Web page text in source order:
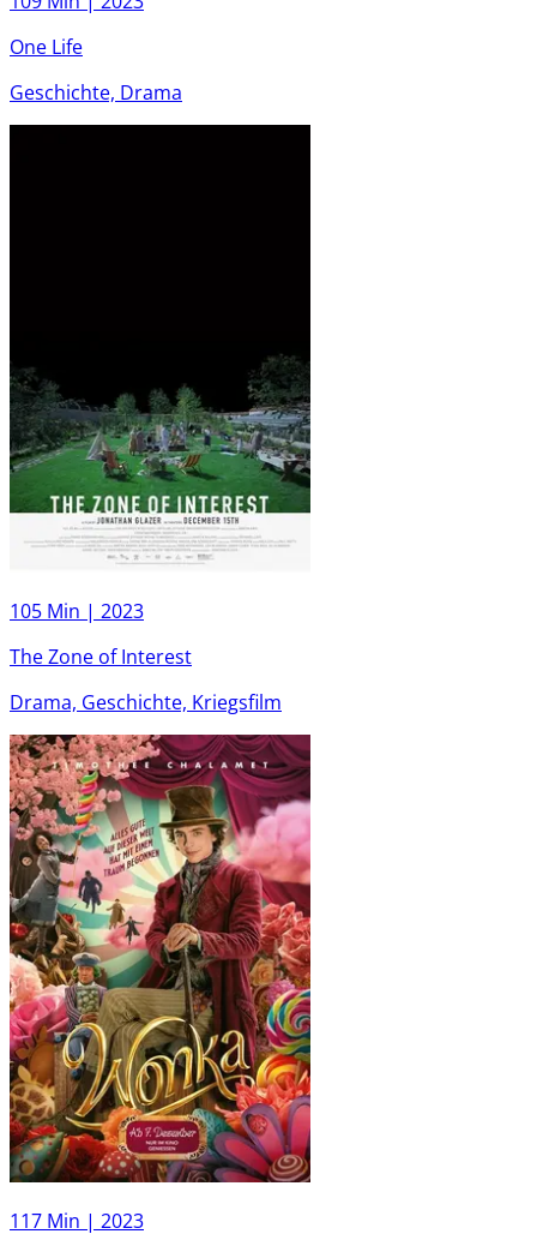
One Life
Geschichte, Drama
105 Min | 2023
The Zone of Interest
Drama, Geschichte, Kriegsfilm
117 Min | 2023